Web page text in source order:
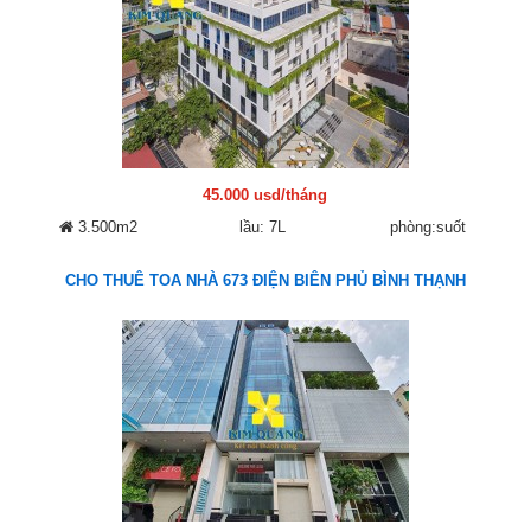
45.000 usd/tháng
3.500m2
lầu: 7L phòng:suốt
CHO THUÊ TOA NHÀ 673 ĐIỆN BIÊN PHỦ BÌNH THẠNH